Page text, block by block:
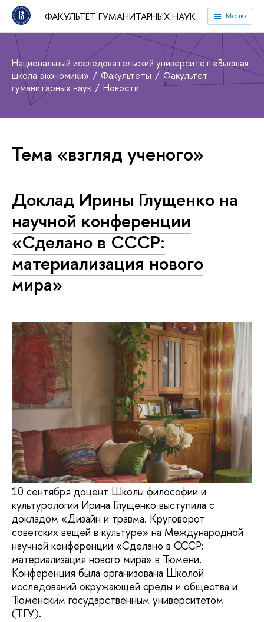
ФАКУЛЬТЕТ ГУМАНИТАРНЫХ НАУК Меню
Национальный исследовательский университет «Высшая
школа экономики»
Факультеты
Факультет
гуманитарных наук
Новости
Тема «взгляд ученого»
Доклад Ирины Глущенко на
научной конференции
«Сделано в СССР:
материализация нового
мира»
10 сентября доцент Школы философии и
культурологии Ирина Глущенко выступила с
докладом «Дизайн и травма. Круговорот
советских вещей в культуре» на Международной
научной конференции «Сделано в СССР:
материализация нового мира» в Тюмени.
Конференция была организована Школой
исследований окружающей среды и общества и
Тюменским государственным университетом
(ТГУ).